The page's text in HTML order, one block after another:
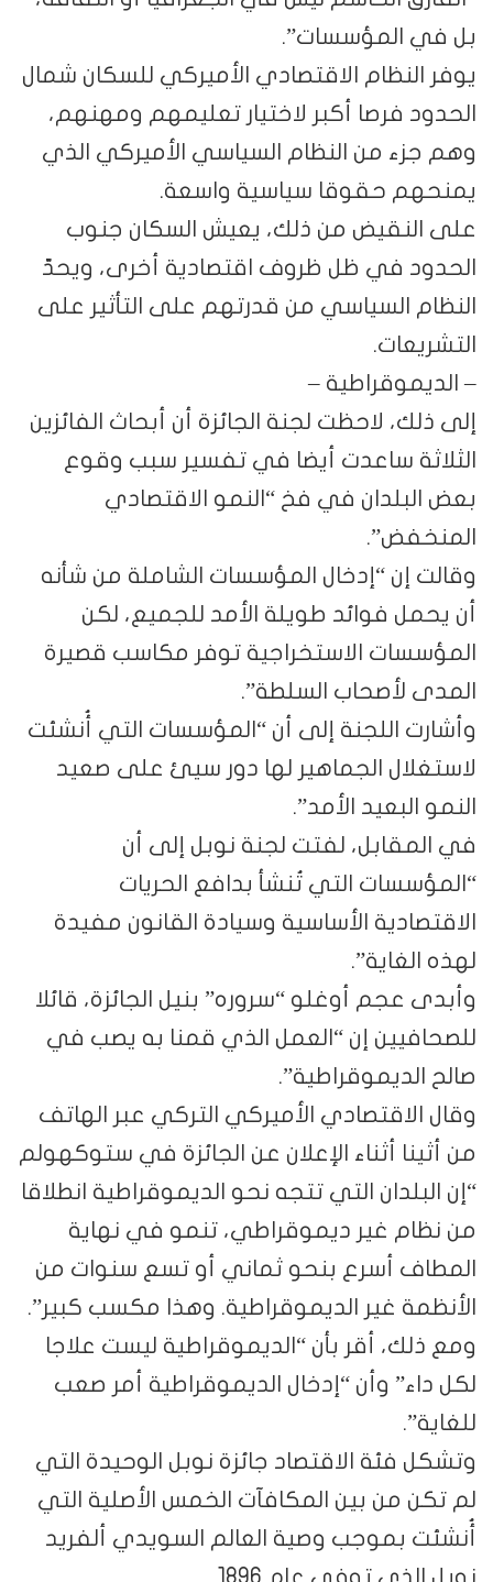
بل في المؤسسات”.
يوفر النظام الاقتصادي الأميركي للسكان شمال
الحدود فرصا أكبر لاختيار تعليمهم ومهنهم،
وهم جزء من النظام السياسي الأميركي الذي
يمنحهم حقوقا سياسية واسعة.
على النقيض من ذلك، يعيش السكان جنوب
الحدود في ظل ظروف اقتصادية أخرى، ويحدّ
النظام السياسي من قدرتهم على التأثير على
التشريعات.
– الديموقراطية –
إلى ذلك، لاحظت لجنة الجائزة أن أبحاث الفائزين
الثلاثة ساعدت أيضا في تفسير سبب وقوع
بعض البلدان في فخ “النمو الاقتصادي
المنخفض”.
وقالت إن “إدخال المؤسسات الشاملة من شأنه
أن يحمل فوائد طويلة الأمد للجميع، لكن
المؤسسات الاستخراجية توفر مكاسب قصيرة
المدى لأصحاب السلطة”.
وأشارت اللجنة إلى أن “المؤسسات التي أُنشئت
لاستغلال الجماهير لها دور سيئ على صعيد
النمو البعيد الأمد”.
في المقابل، لفتت لجنة نوبل إلى أن
“المؤسسات التي تُنشأ بدافع الحريات
الاقتصادية الأساسية وسيادة القانون مفيدة
لهذه الغاية”.
وأبدى عجم أوغلو “سروره” بنيل الجائزة، قائلا
للصحافيين إن “العمل الذي قمنا به يصب في
صالح الديموقراطية”.
وقال الاقتصادي الأميركي التركي عبر الهاتف
من أثينا أثناء الإعلان عن الجائزة في ستوكهولم
“إن البلدان التي تتجه نحو الديموقراطية انطلاقا
من نظام غير ديموقراطي، تنمو في نهاية
المطاف أسرع بنحو ثماني أو تسع سنوات من
الأنظمة غير الديموقراطية. وهذا مكسب كبير”.
ومع ذلك، أقر بأن “الديموقراطية ليست علاجا
لكل داء” وأن “إدخال الديموقراطية أمر صعب
للغاية”.
وتشكل فئة الاقتصاد جائزة نوبل الوحيدة التي
لم تكن من بين المكافآت الخمس الأصلية التي
أُنشئت بموجب وصية العالم السويدي ألفريد
نوبل الذي توفي عام 1896.